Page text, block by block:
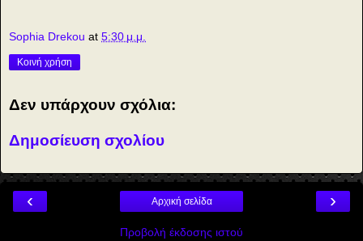
Sophia Drekou at 5:30 μ.μ.
Κοινή χρήση
Δεν υπάρχουν σχόλια:
Δημοσίευση σχολίου
‹ ›
Αρχική σελίδα
Προβολή έκδοσης ιστού